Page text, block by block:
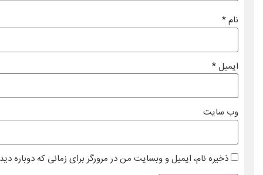
نام*
ایمیل*
وب‌ سایت
ذخیره نام، ایمیل و وبسایت من در مرورگر برای زمانی که دوباره